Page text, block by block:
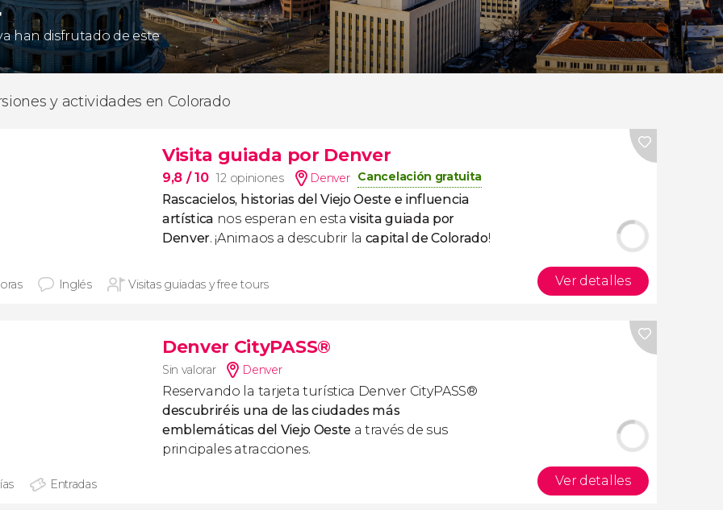
han disfrutado de este
y actividades en Colorado
Visita guiada por Denver
9,8 / 10 12 opiniones Denver Cancelación gratuita
Rascacielos, historias del Viejo Oeste e influencia
artística nos esperan en estavisita guiada por
Denver. ¡Animaos a descubrir la capital de Colorado!
Inglés Visitas guiadas y free tours Ver detalles
Denver CityPASS®
Sin valorar Denver
Reservando la tarjeta turística Denver CityPASS®
descubriréis una de las ciudades más
emblemáticas del Viejo Oeste a través de sus
principales atracciones.
Entradas Ver detalles